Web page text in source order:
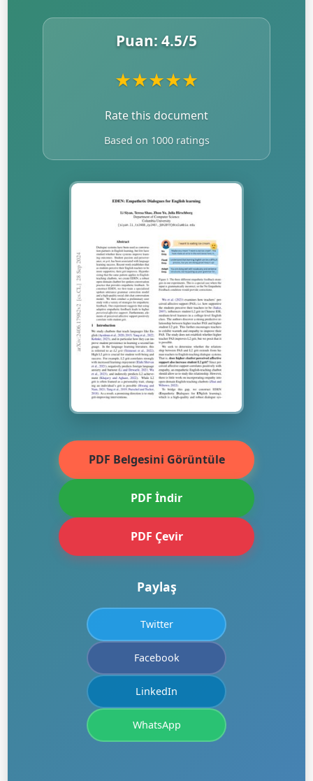
Puan: 4.5/5
★★★★★
Rate this document
Based on 1000 ratings
PDF Belgesini Görüntüle
PDF İndir
PDF Çevir
Paylaş
Twitter
Facebook
LinkedIn
WhatsApp